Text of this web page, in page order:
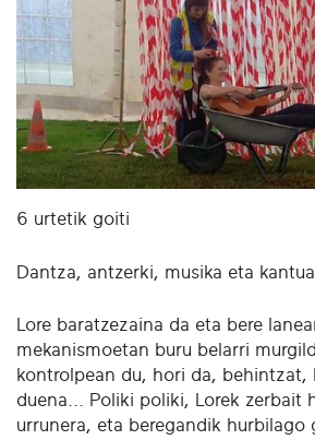
6 urtetik goiti
Dantza, antzerki, musika eta kantua
Lore baratzezaina da eta bere
mekanismoetan buru belarri
kontrolpean du, hori da, behintzat,
duena... Poliki poliki, Lorek zerbait
urrunera, eta beregandik hurbilago